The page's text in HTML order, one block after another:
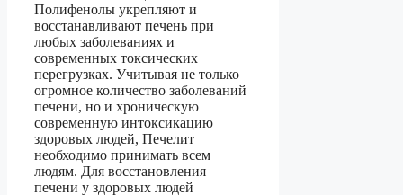
Полифенолы укрепляют и
восстанавливают печень при
любых заболеваниях и
современных токсических
перегрузках. Учитывая не только
огромное количество заболеваний
печени, но и хроническую
современную интоксикацию
здоровых людей, Печелит
необходимо принимать всем
людям. Для восстановления
печени у здоровых людей